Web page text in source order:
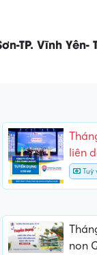
TP. Vĩnh Yên-
liên
Tuỳ
non